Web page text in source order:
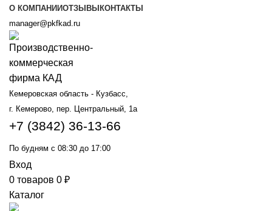
О КОМПАНИИОТЗЫВЫ КОНТАКТЫ
manager@pkfkad.ru
Кемеровская область - Кузбасс,
г. Кемерово, пер. Центральный, 1а
+7 (3842) 36-13-66
По будням с 08:30 до 17:00
Вход
0 товаров 0 ₽
Каталог